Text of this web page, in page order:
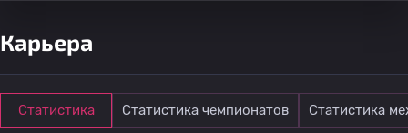
Карьера
Статистика Статистика чемпионатов Статистика